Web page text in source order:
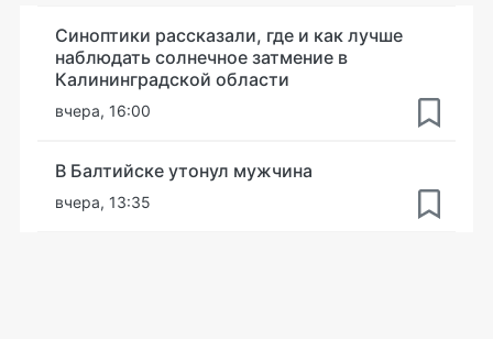
Синоптики рассказали, где и как лучше
наблюдать солнечное затмение в
Калининградской области
вчера, 16:00
В Балтийске утонул мужчина
вчера, 13:35